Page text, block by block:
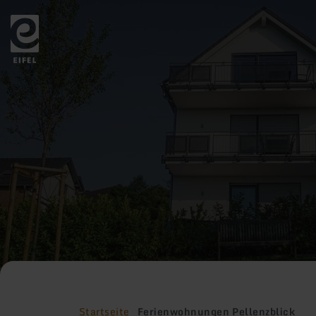
Zurück
zur
Startseite
Startseite Ferienwohnungen Pellenzblick